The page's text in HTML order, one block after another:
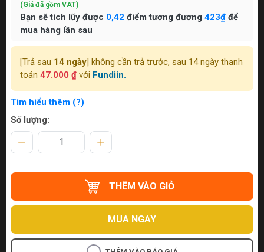
(Giá đã gồm VAT)
Bạn sẽ tích lũy được 0,42 điểm tương đương 423₫ để
mua hàng lần sau
[Trả sau 14 ngày ] không cần trả trước, sau 14 ngày thanh
toán 47.000 ₫ với Fundiin.
Tìm hiểu thêm (?)
Số lượng:
THÊM VÀO GIỎ
MUA NGAY